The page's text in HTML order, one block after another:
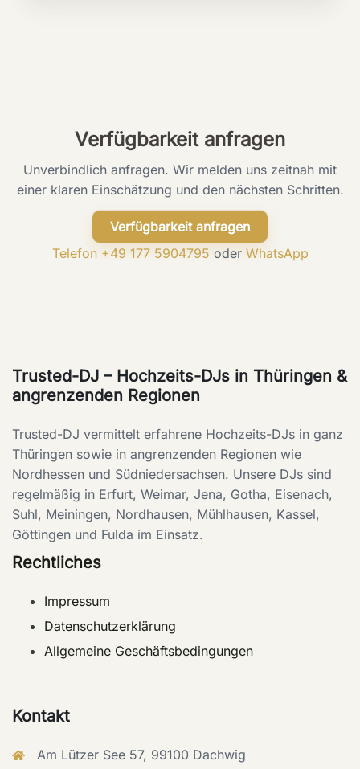
Verfügbarkeit anfragen
Unverbindlich anfragen. Wir melden uns zeitnah mit
einer klaren Einschätzung und den nächsten Schritten.
Verfügbarkeit anfragen
Telefon +49 177 5904795 oder WhatsApp
Trusted-DJ – Hochzeits-DJs in Thüringen &
angrenzenden Regionen
Trusted-DJ vermittelt erfahrene Hochzeits-DJs in ganz
Thüringen sowie in angrenzenden Regionen wie
Nordhessen und Südniedersachsen. Unsere DJs sind
regelmäßig in Erfurt, Weimar, Jena, Gotha, Eisenach,
Suhl, Meiningen, Nordhausen, Mühlhausen, Kassel,
Göttingen und Fulda im Einsatz.
Rechtliches
Impressum
Datenschutzerklärung
Allgemeine Geschäftsbedingungen
Kontakt
Am Lützer See 57, 99100 Dachwig